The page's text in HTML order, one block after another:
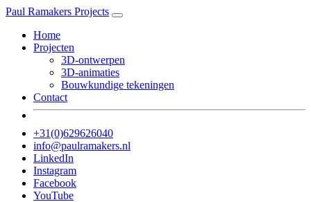
Paul Ramakers Projects
Home
Projecten
3D-ontwerpen
3D-animaties
Bouwkundige tekeningen
Contact
+31(0)629626040
info@paulramakers.nl
LinkedIn
Instagram
Facebook
YouTube